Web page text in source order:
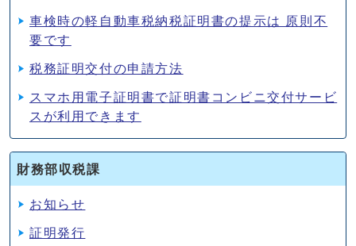
車検時の軽自動車税納税証明書の提示は 原則不
要です
税務証明交付の申請方法
スマホ用電子証明書で証明書コンビニ交付サービ
スが利用できます
財務部収税課
お知らせ
証明発行